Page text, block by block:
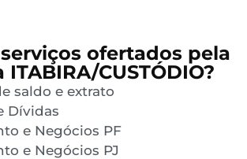
ofertados pela
CUSTÓDIO?
saldo e extrato
Dívidas
e Negócios PF
e Negócios PJ